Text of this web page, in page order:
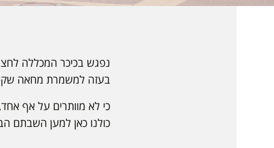
נפגש בכיכר המכללה
בעזה למשמרת מחאה
כי לא מוותרים על אף
כולנו כאן למען השבתם